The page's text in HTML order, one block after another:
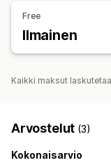
Free
Ilmainen
Kaikki maksut
Arvostelut (3)
Kokonaisarvio